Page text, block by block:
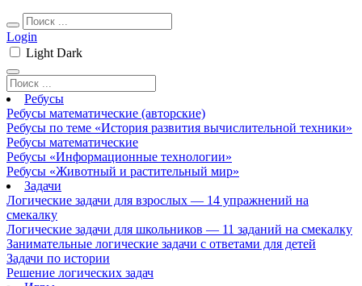
Login
Light Dark
Ребусы
Ребусы математические (авторские)
Ребусы по теме «История развития вычислительной техники»
Ребусы математические
Ребусы «Информационные технологии»
Ребусы «Животный и растительный мир»
Задачи
Логические задачи для взрослых — 14 упражнений на
смекалку
Логические задачи для школьников — 11 заданий на смекалку
Занимательные логические задачи с ответами для детей
Задачи по истории
Решение логических задач